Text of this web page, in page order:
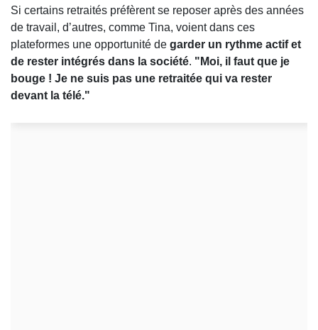
Si certains retraités préfèrent se reposer après des années
de travail, d’autres, comme Tina, voient dans ces
plateformes une opportunité de garder un rythme actif et
de rester intégrés dans la société. "Moi, il faut que je
bouge ! Je ne suis pas une retraitée qui va rester
devant la télé."